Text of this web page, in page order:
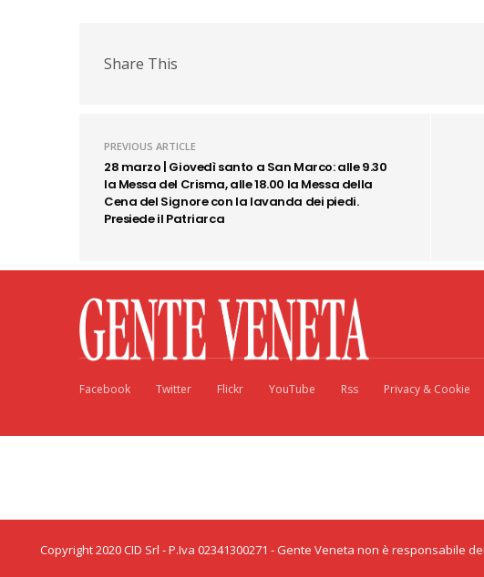
Share This
PREVIOUS ARTICLE
28 marzo | Giovedì santo a San Marco: alle 9.30
la Messa del Crisma, alle 18.00 la Messa della
Cena del Signore con la lavanda dei piedi.
Presiede il Patriarca
Facebook Twitter Flickr YouTube Rss Privacy & Cookie
Copyright 2020 CID Srl - P.Iva 02341300271 - Gente Veneta non è